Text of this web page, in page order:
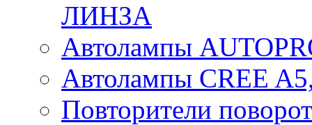
ЛИНЗА
Автолампы
Автолампы CREE
Повторители